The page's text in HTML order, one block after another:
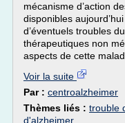
mécanisme d’action
disponibles
d’éventuels troubles
thérapeutiques non
aspects de cette
Voir la suite
Par : centroalzheimer
Thèmes liés : trouble
d'alzheimer